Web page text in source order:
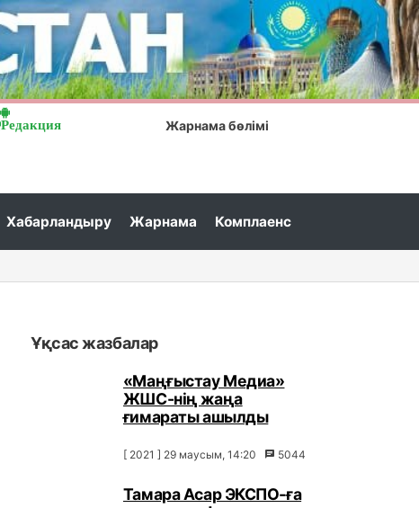
Редакция Жарнама бөлімі
Хабарландыру Жарнама Комплаенс
Ұқсас жазбалар
«Маңғыстау Медиа»
ЖШС-нің жаңа
ғимараты ашылды
[ 2021 ] 29 маусым, 14:20 5044
Тамара Асар ЭКСПО-ға